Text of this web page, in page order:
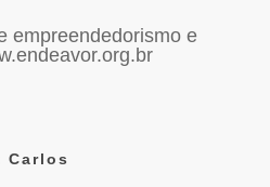
empreendedorismo e
Carlos